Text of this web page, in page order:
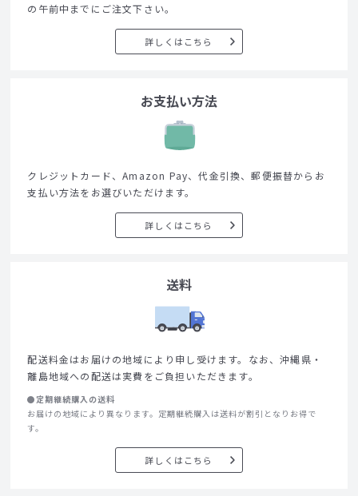
の午前中までにご注文下さい。
詳しくはこちら
お支払い方法
クレジットカード、Amazon Pay、代金引換、郵便振替からお
支払い方法をお選びいただけます。
詳しくはこちら
送料
配送料金はお届けの地域により申し受けます。なお、沖縄県・
離島地域への配送は実費をご負担いただきます。
●定期継続購入の送料
お届けの地域により異なります。定期継続購入は送料が割引となりお得で
す。
詳しくはこちら